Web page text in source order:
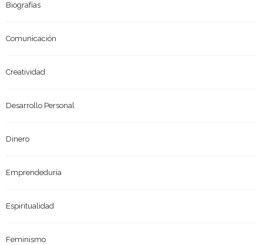
Biografías
Comunicación
Creatividad
Desarrollo Personal
Dinero
Emprendeduría
Espiritualidad
Feminismo